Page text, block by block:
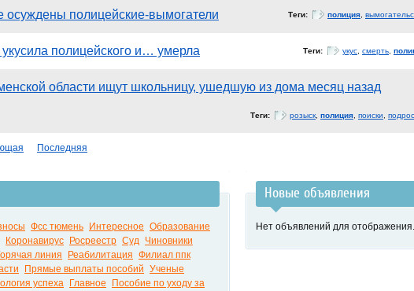
осуждены полицейские-вымогатели Теги: полиция
полицейского и… умерла Теги: укус смерть
области ищут школьницу, ушедшую из дома месяц назад
Теги: розыск полиция поиски
Последняя
Фсс тюмень Интересное Образование
Коронавирус Росреестр Суд Чиновники
линия Реабилитация Филиал ппк
Прямые выплаты пособий Ученые
успеха Главное
Пособие по уходу за
Новые объявления
Нет объявлений для отображения.